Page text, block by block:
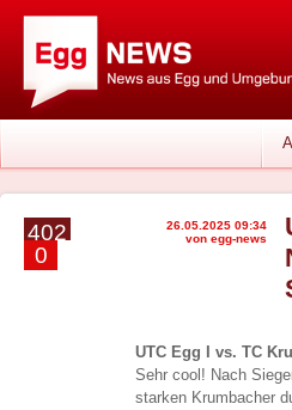
402
0
26.05.2025 09:34
von egg-news
UTC Egg I vs. TC
Sehr cool! Nach
starken Krumbacher